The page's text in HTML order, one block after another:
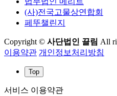
(사)전국고물상연합회
페뚜챌린지
Copyright © 사단법인 끌림 All
이용약관 개인정보처리방침
Top
서비스 이용약관